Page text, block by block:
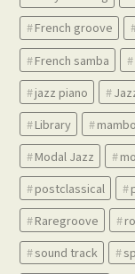
French groove
French samba
jazz piano
Library
Modal Jazz
postclassical
Raregroove
sound track